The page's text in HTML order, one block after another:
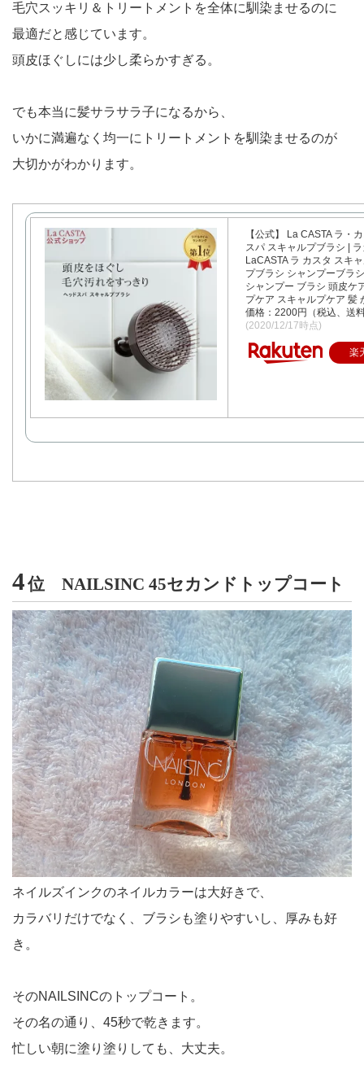
毛穴スッキリ＆トリートメントを全体に馴染ませるのに
最適だと感じています。
頭皮ほぐしには少し柔らかすぎる。
でも本当に髪サラサラ子になるから、
いかに満遍なく均一にトリートメントを馴染ませるのが
大切かがわかります。
【公式】 La CASTA ラ・
スパ スキャルプブラシ |
LaCASTA ラ カスタ スキ
プブラシ シャンプーブラ
シャンプー ブラシ 頭皮ケ
プケア スキャルプケア 髪
価格：2200円（税込、送
(2020/12/17時点)
楽
4位NAILSINC 45セカンドトップコート
ネイルズインクのネイルカラーは大好きで、
カラバリだけでなく、ブラシも塗りやすいし、厚みも好
き。
そのNAILSINCのトップコート。
その名の通り、45秒で乾きます。
忙しい朝に塗り塗りしても、大丈夫。